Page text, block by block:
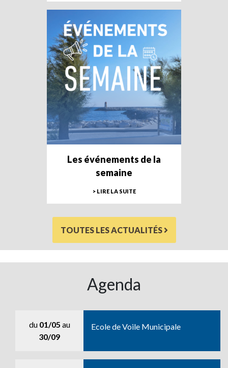
Les événements de la
semaine
> LIRE LA SUITE
TOUTES LES ACTUALITÉS
Agenda
du 01/05 au
30/09
Ecole de Voile Municipale